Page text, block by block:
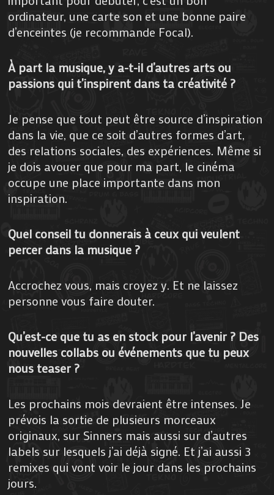
ordinateur, une carte son et une bonne paire
d’enceintes (je recommande Focal).
À part la musique, y a-t-il d’autres arts ou
passions qui t’inspirent dans ta créativité ?
Je pense que tout peut être source d’inspiration
dans la vie, que ce soit d’autres formes d’art,
des relations sociales, des expériences. Même si
je dois avouer que pour ma part, le cinéma
occupe une place importante dans mon
inspiration.
Quel conseil tu donnerais à ceux qui veulent
percer dans la musique ?
Accrochez vous, mais croyez y. Et ne laissez
personne vous faire douter.
Qu’est-ce que tu as en stock pour l’avenir ? Des
nouvelles collabs ou événements que tu peux
nous teaser ?
Les prochains mois devraient être intenses. Je
prévois la sortie de plusieurs morceaux
originaux, sur Sinners mais aussi sur d’autres
labels sur lesquels j’ai déjà signé. Et j’ai aussi 3
remixes qui vont voir le jour dans les prochains
jours.